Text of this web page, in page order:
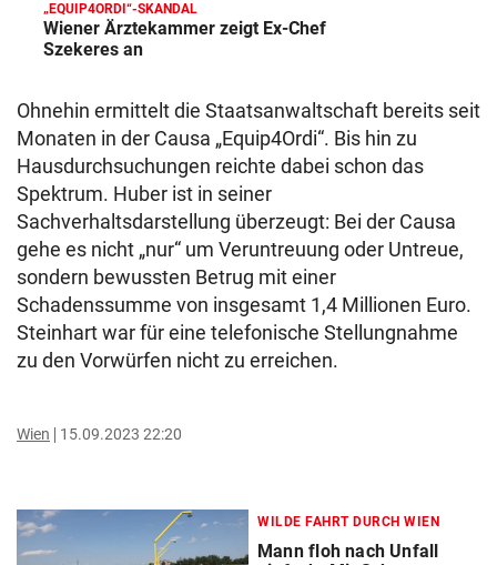
„EQUIP4ORDI“-SKANDAL
Wiener Ärztekammer zeigt Ex-Chef
Szekeres an
Ohnehin ermittelt die Staatsanwaltschaft bereits seit
Monaten in der Causa „Equip4Ordi“. Bis hin zu
Hausdurchsuchungen reichte dabei schon das
Spektrum. Huber ist in seiner
Sachverhaltsdarstellung überzeugt: Bei der Causa
gehe es nicht „nur“ um Veruntreuung oder Untreue,
sondern bewussten Betrug mit einer
Schadenssumme von insgesamt 1,4 Millionen Euro.
Steinhart war für eine telefonische Stellungnahme
zu den Vorwürfen nicht zu erreichen.
Wien 15.09.2023 22:20
WILDE FAHRT DURCH WIEN
Mann floh nach Unfall